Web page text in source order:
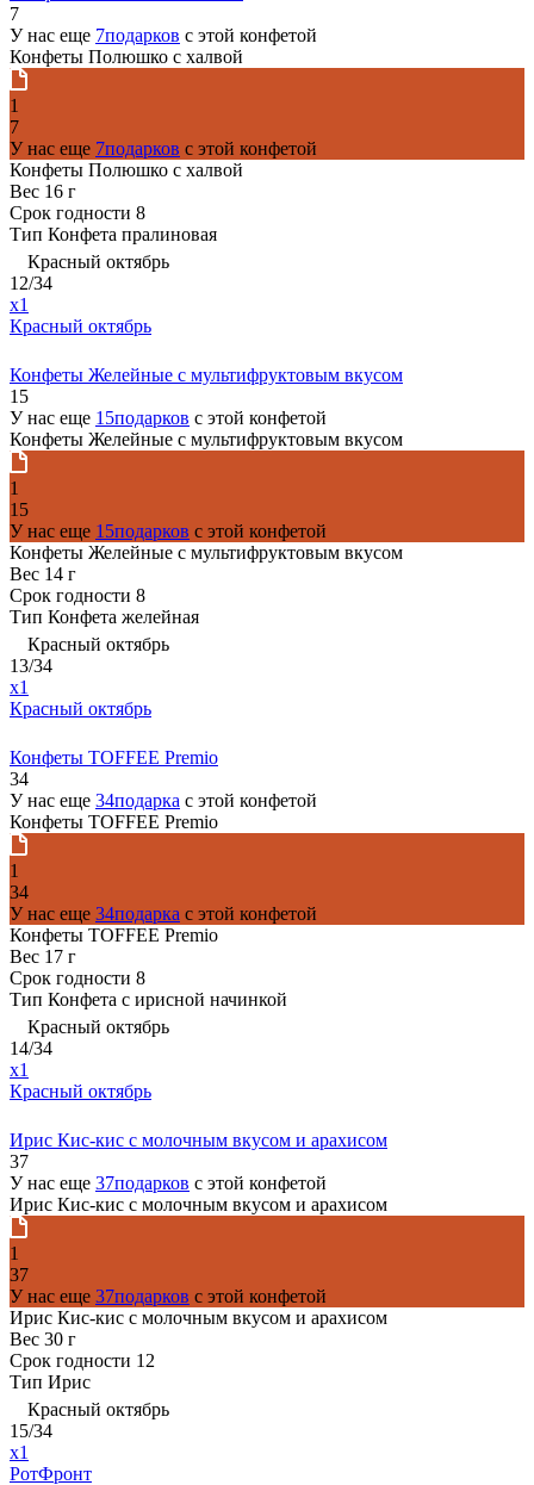
7
У нас еще 7подарков с этой конфетой
Конфеты Полюшко с халвой
1
7
У нас еще 7подарков с этой конфетой
Конфеты Полюшко с халвой
Вес 16 г
Срок годности 8
Тип Конфета пралиновая
Красный октябрь
12/34
x1
Красный октябрь
Конфеты Желейные с мультифруктовым вкусом
15
У нас еще 15подарков с этой конфетой
Конфеты Желейные с мультифруктовым вкусом
1
15
У нас еще 15подарков с этой конфетой
Конфеты Желейные с мультифруктовым вкусом
Вес 14 г
Срок годности 8
Тип Конфета желейная
Красный октябрь
13/34
x1
Красный октябрь
Конфеты TOFFEE Premio
34
У нас еще 34подарка с этой конфетой
Конфеты TOFFEE Premio
1
34
У нас еще 34подарка с этой конфетой
Конфеты TOFFEE Premio
Вес 17 г
Срок годности 8
Тип Конфета с ирисной начинкой
Красный октябрь
14/34
x1
Красный октябрь
Ирис Кис-кис с молочным вкусом и арахисом
37
У нас еще 37подарков с этой конфетой
Ирис Кис-кис с молочным вкусом и арахисом
1
37
У нас еще 37подарков с этой конфетой
Ирис Кис-кис с молочным вкусом и арахисом
Вес 30 г
Срок годности 12
Тип Ирис
Красный октябрь
15/34
x1
РотФронт